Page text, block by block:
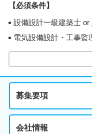
【必須条件】
設備設計一級建築士
電気設備設計・工事監
募集要項
会社情報